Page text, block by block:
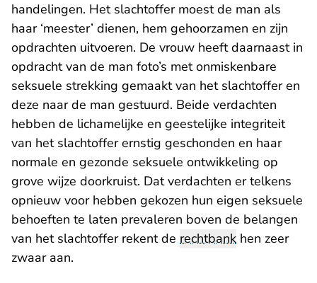
handelingen. Het slachtoffer moest de man als
haar ‘meester’ dienen, hem gehoorzamen en zijn
opdrachten uitvoeren. De vrouw heeft daarnaast in
opdracht van de man foto’s met onmiskenbare
seksuele strekking gemaakt van het slachtoffer en
deze naar de man gestuurd. Beide verdachten
hebben de lichamelijke en geestelijke integriteit
van het slachtoffer ernstig geschonden en haar
normale en gezonde seksuele ontwikkeling op
grove wijze doorkruist. Dat verdachten er telkens
opnieuw voor hebben gekozen hun eigen seksuele
behoeften te laten prevaleren boven de belangen
van het slachtoffer rekent de rechtbank hen zeer
zwaar aan.